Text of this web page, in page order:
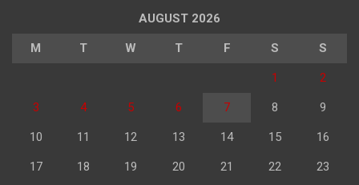
AUGUST 2026
M T W T F S S
1 2
3 4 5 6 7 8 9
10 11 12 13 14 15 16
17 18 19 20 21 22 23